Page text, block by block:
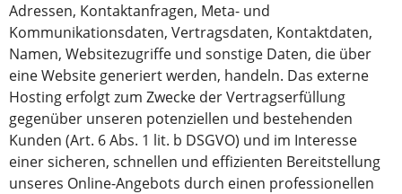
Adressen, Kontaktanfragen, Meta- und
Kommunikationsdaten, Vertragsdaten, Kontaktdaten,
Namen, Websitezugriffe und sonstige Daten, die über
eine Website generiert werden, handeln. Das externe
Hosting erfolgt zum Zwecke der Vertragserfüllung
gegenüber unseren potenziellen und bestehenden
Kunden (Art. 6 Abs. 1 lit. b DSGVO) und im Interesse
einer sicheren, schnellen und effizienten Bereitstellung
unseres Online-Angebots durch einen professionellen